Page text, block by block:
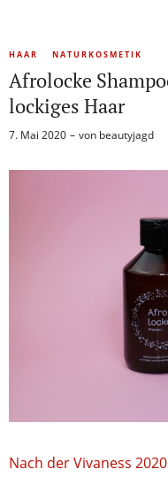
HAAR NATURKOSMETIK
Afrolocke
lockiges Haar
7. Mai 2020 von beautyjagd
Nach der Vivaness 2020